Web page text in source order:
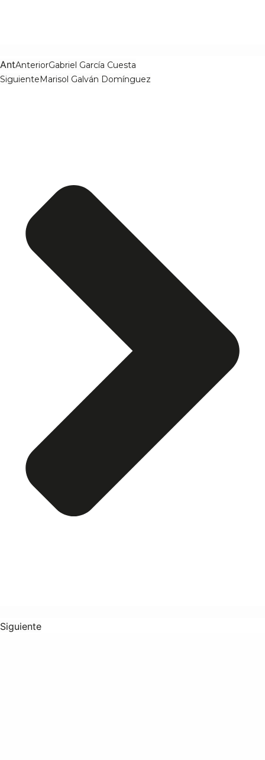
AntAnteriorGabriel García Cuesta
SiguienteMarisol Galván Domínguez
Siguiente